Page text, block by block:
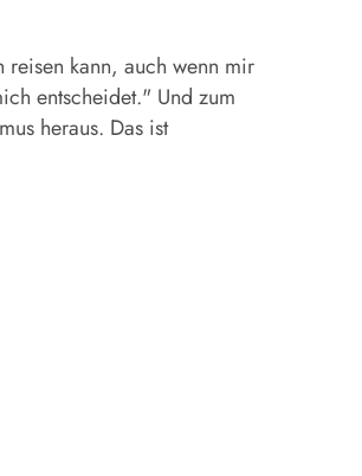
kann, auch wenn mir
entscheidet." Und zum
heraus. Das ist